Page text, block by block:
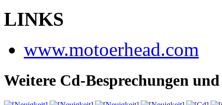
LINKS
www.motoerhead.com
Weitere Cd-Besprechungen